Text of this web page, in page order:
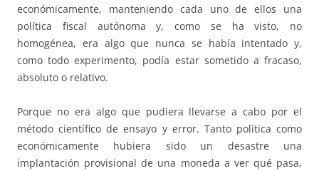
económicamente, manteniendo cada uno de ellos una
política fiscal autónoma y, como se ha visto, no
homogénea, era algo que nunca se había intentado y,
como todo experimento, podía estar sometido a fracaso,
absoluto o relativo.
Porque no era algo que pudiera llevarse a cabo por el
método científico de ensayo y error. Tanto política como
económicamente hubiera sido un desastre una
implantación provisional de una moneda a ver qué pasa,